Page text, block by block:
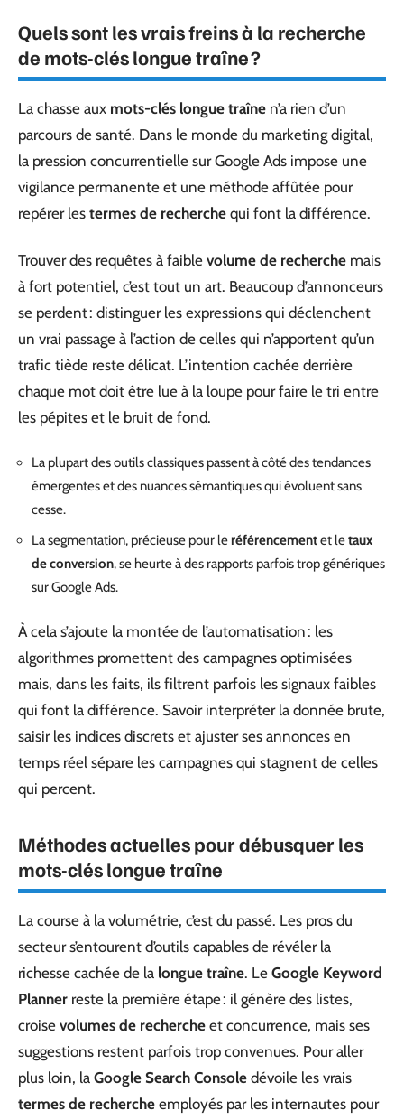
Quels sont les vrais freins à la recherche
de mots-clés longue traîne ?
La chasse aux mots-clés longue traîne n’a rien d’un
parcours de santé. Dans le monde du marketing digital,
la pression concurrentielle sur Google Ads impose une
vigilance permanente et une méthode affûtée pour
repérer les termes de recherche qui font la différence.
Trouver des requêtes à faible volume de recherche mais
à fort potentiel, c’est tout un art. Beaucoup d’annonceurs
se perdent : distinguer les expressions qui déclenchent
un vrai passage à l’action de celles qui n’apportent qu’un
trafic tiède reste délicat. L’intention cachée derrière
chaque mot doit être lue à la loupe pour faire le tri entre
les pépites et le bruit de fond.
La plupart des outils classiques passent à côté des tendances
émergentes et des nuances sémantiques qui évoluent sans
cesse.
La segmentation, précieuse pour leréférencementet letaux
de conversion, se heurte à des rapports parfois trop génériques
sur Google Ads.
À cela s’ajoute la montée de l’automatisation : les
algorithmes promettent des campagnes optimisées
mais, dans les faits, ils filtrent parfois les signaux faibles
qui font la différence. Savoir interpréter la donnée brute,
saisir les indices discrets et ajuster ses annonces en
temps réel sépare les campagnes qui stagnent de celles
qui percent.
Méthodes actuelles pour débusquer les
mots-clés longue traîne
La course à la volumétrie, c’est du passé. Les pros du
secteur s’entourent d’outils capables de révéler la
richesse cachée de la longue traîne. Le Google Keyword
Planner reste la première étape : il génère des listes,
croise volumes de recherche et concurrence, mais ses
suggestions restent parfois trop convenues. Pour aller
plus loin, la Google Search Console dévoile les vrais
termes de recherche employés par les internautes pour